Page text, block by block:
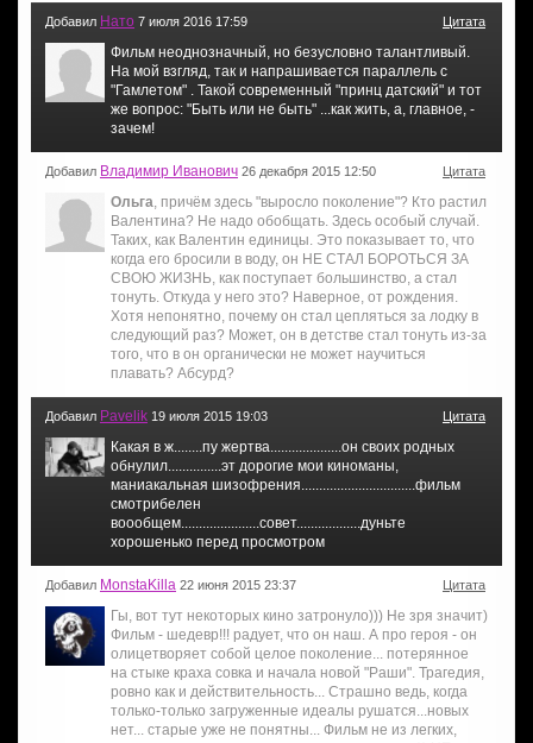
Добавил Нато 7 июля 2016 17:59 Цитата
Фильм неоднозначный, но безусловно талантливый.
На мой взгляд, так и напрашивается параллель с
"Гамлетом" . Такой современный "принц датский" и тот
же вопрос: "Быть или не быть" ...как жить, а, главное, -
зачем!
Добавил Владимир Иванович 26 декабря 2015 12:50 Цитата
Ольга, причём здесь "выросло поколение"? Кто растил
Валентина? Не надо обобщать. Здесь особый случай.
Таких, как Валентин единицы. Это показывает то, что
когда его бросили в воду, он НЕ СТАЛ БОРОТЬСЯ ЗА
СВОЮ ЖИЗНЬ, как поступает большинство, а стал
тонуть. Откуда у него это? Наверное, от рождения.
Хотя непонятно, почему он стал цепляться за лодку в
следующий раз? Может, он в детстве стал тонуть из-за
того, что в он органически не может научиться
плавать? Абсурд?
Добавил Pavelik 19 июля 2015 19:03 Цитата
Какая в ж........пу жертва....................он своих родных
обнулил...............эт дорогие мои киноманы,
маниакальная шизофрения................................фильм
смотрибелен
воообщем......................совет..................дуньте
хорошенько перед просмотром
Добавил MonstaKilla 22 июня 2015 23:37 Цитата
Гы, вот тут некоторых кино затронуло))) Не зря значит)
Фильм - шедевр!!! радует, что он наш. А про героя - он
олицетворяет собой целое поколение... потерянное
на стыке краха совка и начала новой "Раши". Трагедия,
ровно как и действительность... Страшно ведь, когда
только-только загруженные идеалы рушатся...новых
нет... старые уже не понятны... Фильм не из легких,